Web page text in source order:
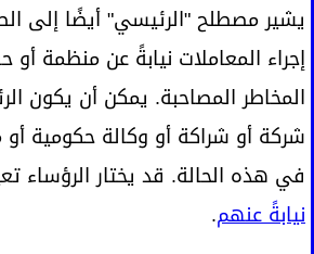
يشير مصطلح "الرئيسي" أيضًا إلى
إجراء المعاملات نيابةً عن منظمة
المخاطر المصاحبة. يمكن أن يكون
شركة أو شراكة أو وكالة حكومية أو
في هذه الحالة. قد يختار الرؤساء
نيابةً عنهم.